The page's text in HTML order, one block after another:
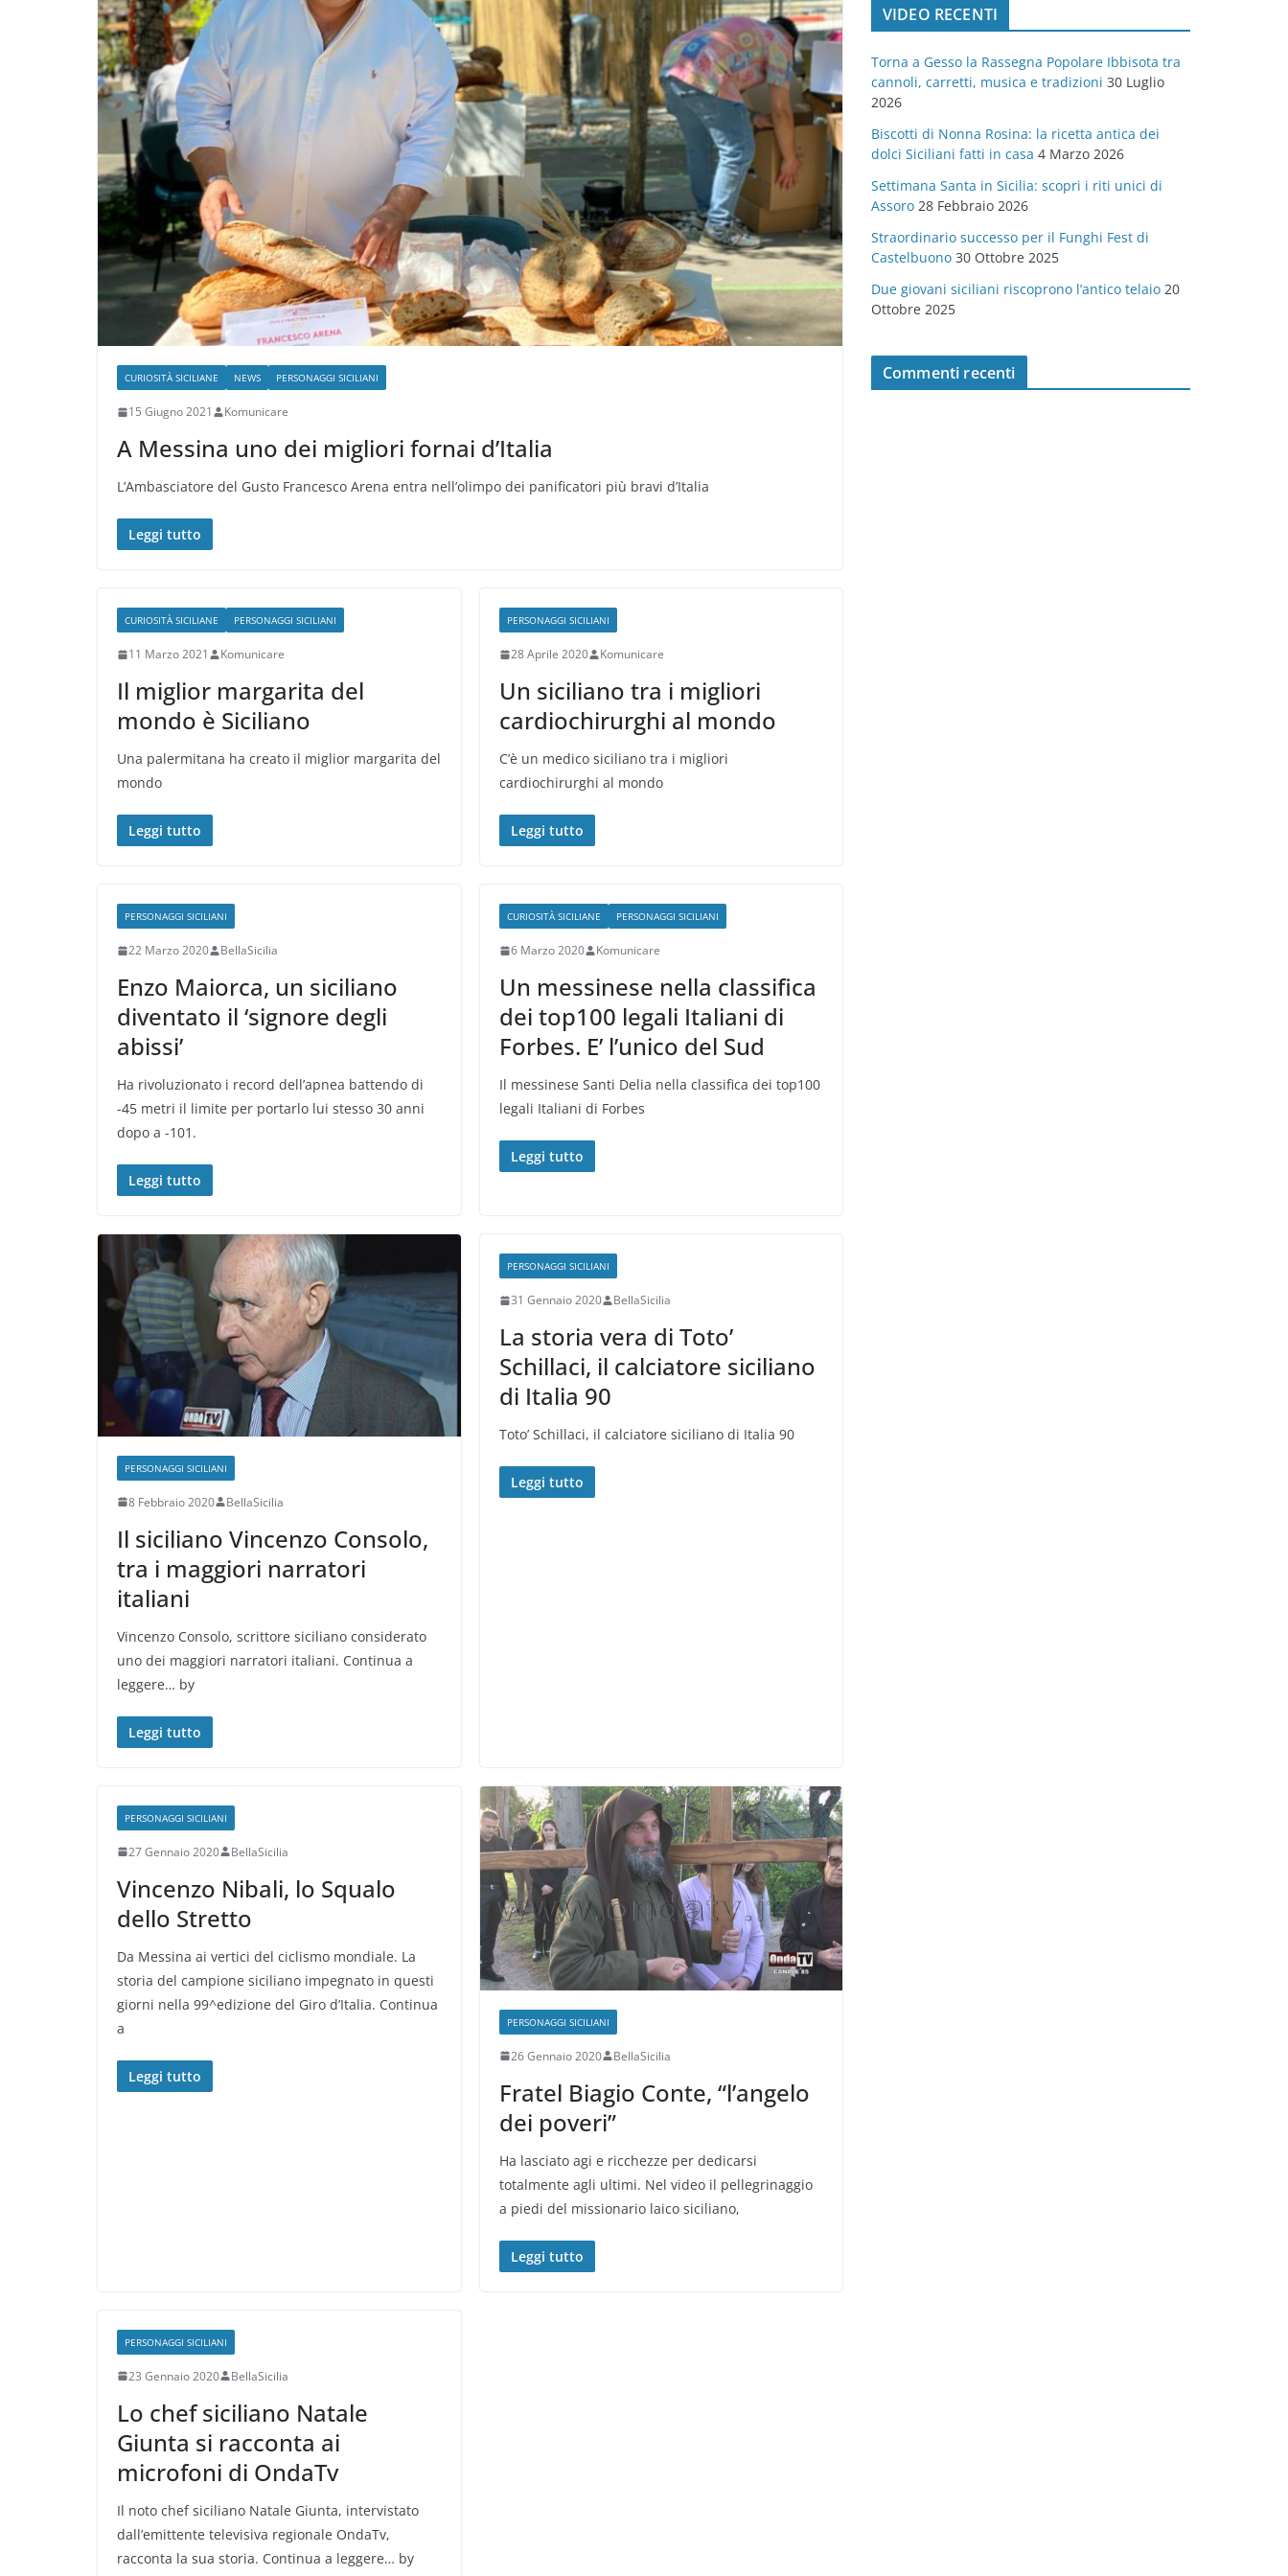
CURIOSITÀ SICILIANE NEWS PERSONAGGI SICILIANI
15 Giugno 2021 Komunicare
A Messina uno dei migliori fornai d’Italia
L’Ambasciatore del Gusto Francesco Arena entra nell’olimpo dei panificatori più bravi d’Italia
Leggi tutto
CURIOSITÀ SICILIANE PERSONAGGI SICILIANI
11 Marzo 2021 Komunicare
Il miglior margarita del
mondo è Siciliano
Una palermitana ha creato il miglior margarita del
mondo
Leggi tutto
PERSONAGGI SICILIANI
28 Aprile 2020 Komunicare
Un siciliano tra i migliori
cardiochirurghi al mondo
C’è un medico siciliano tra i migliori
cardiochirurghi al mondo
Leggi tutto
PERSONAGGI SICILIANI
22 Marzo 2020 BellaSicilia
Enzo Maiorca, un siciliano
diventato il ‘signore degli
abissi’
Ha rivoluzionato i record dell’apnea battendo di
-45 metri il limite per portarlo lui stesso 30 anni
dopo a -101.
Leggi tutto
CURIOSITÀ SICILIANE PERSONAGGI SICILIANI
6 Marzo 2020 Komunicare
Un messinese nella classifica
dei top100 legali Italiani di
Forbes. E’ l’unico del Sud
Il messinese Santi Delia nella classifica dei top100
legali Italiani di Forbes
Leggi tutto
PERSONAGGI SICILIANI
8 Febbraio 2020 BellaSicilia
Il siciliano Vincenzo Consolo,
tra i maggiori narratori
italiani
Vincenzo Consolo, scrittore siciliano considerato
uno dei maggiori narratori italiani. Continua a
leggere… by
Leggi tutto
PERSONAGGI SICILIANI
31 Gennaio 2020 BellaSicilia
La storia vera di Toto’
Schillaci, il calciatore siciliano
di Italia 90
Toto’ Schillaci, il calciatore siciliano di Italia 90
Leggi tutto
PERSONAGGI SICILIANI
27 Gennaio 2020 BellaSicilia
Vincenzo Nibali, lo Squalo
dello Stretto
Da Messina ai vertici del ciclismo mondiale. La
storia del campione siciliano impegnato in questi
giorni nella 99^edizione del Giro d’Italia. Continua
a
Leggi tutto
PERSONAGGI SICILIANI
26 Gennaio 2020 BellaSicilia
Fratel Biagio Conte, “l’angelo
dei poveri”
Ha lasciato agi e ricchezze per dedicarsi
totalmente agli ultimi. Nel video il pellegrinaggio
a piedi del missionario laico siciliano,
Leggi tutto
PERSONAGGI SICILIANI
23 Gennaio 2020 BellaSicilia
Lo chef siciliano Natale
Giunta si racconta ai
microfoni di OndaTv
Il noto chef siciliano Natale Giunta, intervistato
dall’emittente televisiva regionale OndaTv,
racconta la sua storia. Continua a leggere… by
o
r
e
VIDEO RECENTI
Torna a Gesso la Rassegna Popolare Ibbisota tra
cannoli, carretti, musica e tradizioni 30 Luglio
2026
Biscotti di Nonna Rosina: la ricetta antica dei
dolci Siciliani fatti in casa 4 Marzo 2026
Settimana Santa in Sicilia: scopri i riti unici di
Assoro 28 Febbraio 2026
Straordinario successo per il Funghi Fest di
Castelbuono 30 Ottobre 2025
Due giovani siciliani riscoprono l’antico telaio 20
Ottobre 2025
Commenti recenti